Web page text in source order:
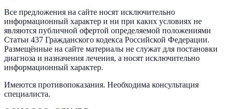
Все предложения на сайте носят исключительно
информационный характер и ни при каких условиях не
являются публичной офертой определяемой положениями
Статьи 437 Гражданского кодекса Российской Федерации.
Размещённые на сайте материалы не служат для постановки
диагноза и назначения лечения, а носят исключительно
информационный характер.
Имеются противопоказания. Необходима консультация
специалиста.